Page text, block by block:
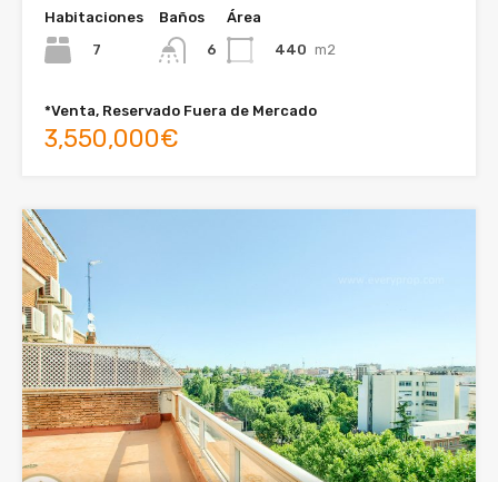
Habitaciones
7
Baños
6
Área
440 m2
*Venta, Reservado Fuera de Mercado
3,550,000€